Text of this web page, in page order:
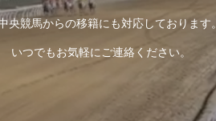
央競馬からの移籍にも対応しております。
いつでもお気軽にご連絡ください。